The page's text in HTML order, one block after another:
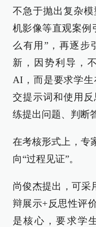
不急于抛出复杂
机影像等直观案例
么有用”，再逐步
新，因势利导，
AI，而是要求学
交提示词和使用反
练提出问题、判断
在考核形式上，专
向“过程见证”。
尚俊杰提出，可采
辩展示+反思性评
是核心，要求学